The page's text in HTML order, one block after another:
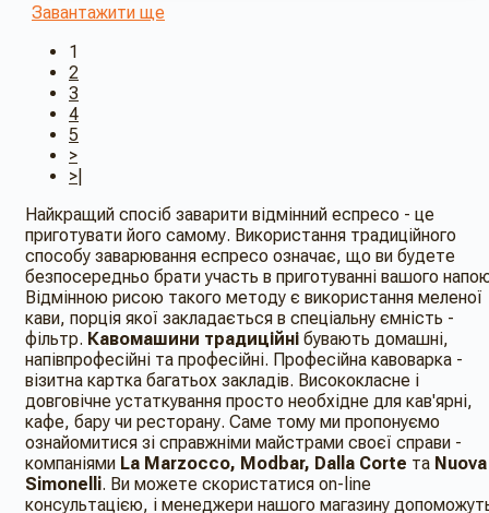
Завантажити ще
1
2
3
4
5
>
>|
Найкращий спосіб заварити відмінний еспресо - це
приготувати його самому. Використання традиційного
способу заварювання еспресо означає, що ви будете
безпосередньо брати участь в приготуванні вашого
Відмінною рисою такого методу є використання меленої
кави, порція якої закладається в спеціальну ємність -
фільтр. Кавомашини традиційні бувають домашні,
напівпрофесійні та професійні. Професійна кавоварка -
візитна картка багатьох закладів. Висококласне і
довговічне устаткування просто необхідне для кав'ярні,
кафе, бару чи ресторану. Саме тому ми пропонуємо
ознайомитися зі справжніми майстрами своєї справи -
компаніями La Marzocco, Modbar, Dalla Corte та Nuova
Simonelli. Ви можете скористатися on-line
консультацією, і менеджери нашого магазину